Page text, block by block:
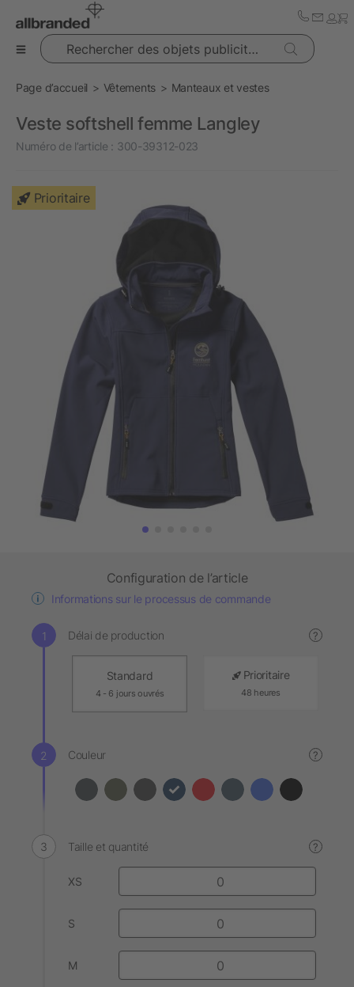
Rechercher des objets publicitaires
Page d’accueil Vêtements Manteaux et vestes
Veste softshell femme Langley
Numéro de l’article : 300-39312-023
Prioritaire
Configuration de l’article
Informations sur le processus de commande
Délai de production ?
Standard
4 - 6 jours ouvrés
Prioritaire
48 heures
Couleur ?
Taille et quantité ?
XS
S
M